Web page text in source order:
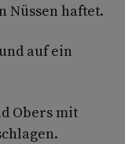
Nüssen haftet.
auf ein
Obers mit